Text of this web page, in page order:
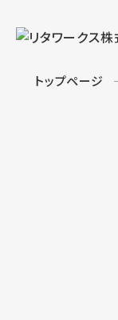
トップページ